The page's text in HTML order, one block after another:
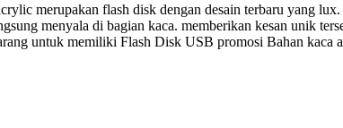
merupakan flash disk dengan desain terbaru yang
menyala di bagian kaca. memberikan kesan unik
untuk memiliki Flash Disk USB promosi Bahan